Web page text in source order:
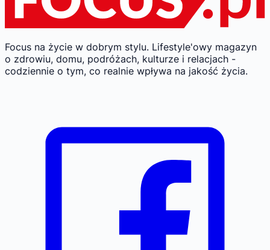
Focus na życie w dobrym stylu. Lifestyle'owy magazyn
o zdrowiu, domu, podróżach, kulturze i relacjach -
codziennie o tym, co realnie wpływa na jakość życia.